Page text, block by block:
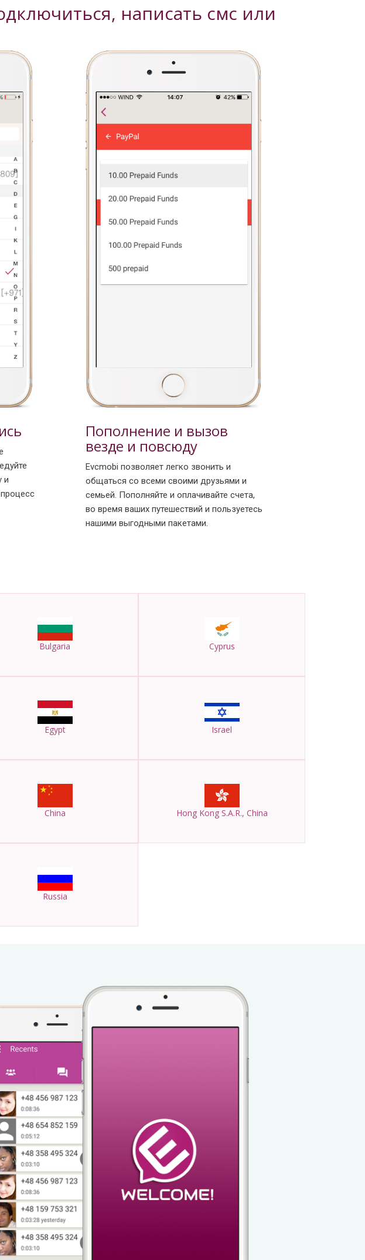
написать смс или
и
Пополнение и вызов
везде и повсюду
Evcmobi позволяет легко звонить и
общаться со всеми своими друзьями и
семьей. Пополняйте и оплачивайте счета,
во время ваших путешествий и пользуетесь
нашими выгодными пакетами.
Bulgaria Cyprus
Egypt Israel
China Hong Kong S.A.R., China
Russia